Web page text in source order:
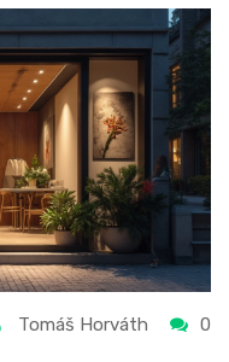
Tomáš Horváth 0